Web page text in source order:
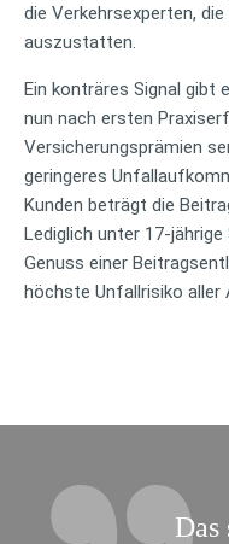
die Verkehrsexperten,
auszustatten.
Ein konträres Signal gibt
nun nach ersten
Versicherungsprämien
geringeres
Kunden beträgt die
Lediglich unter 17-
Genuss einer
höchste Unfallrisiko aller
Das